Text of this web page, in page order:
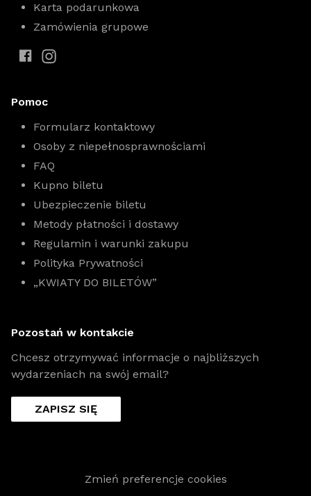
Karta podarunkowa
Zamówienia grupowe
Pomoc
Formularz kontaktowy
Osoby z niepełnosprawnościami
FAQ
Kupno biletu
Ubezpieczenie biletu
Metody płatności i dostawy
Regulamin i warunki zakupu
Polityka Prywatności
„KWIATY DO BILETÓW”
Pozostań w kontakcie
Chcesz otrzymywać informacje o najbliższych
wydarzeniach na swój email?
ZAPISZ SIĘ
Zmień preferencje cookies